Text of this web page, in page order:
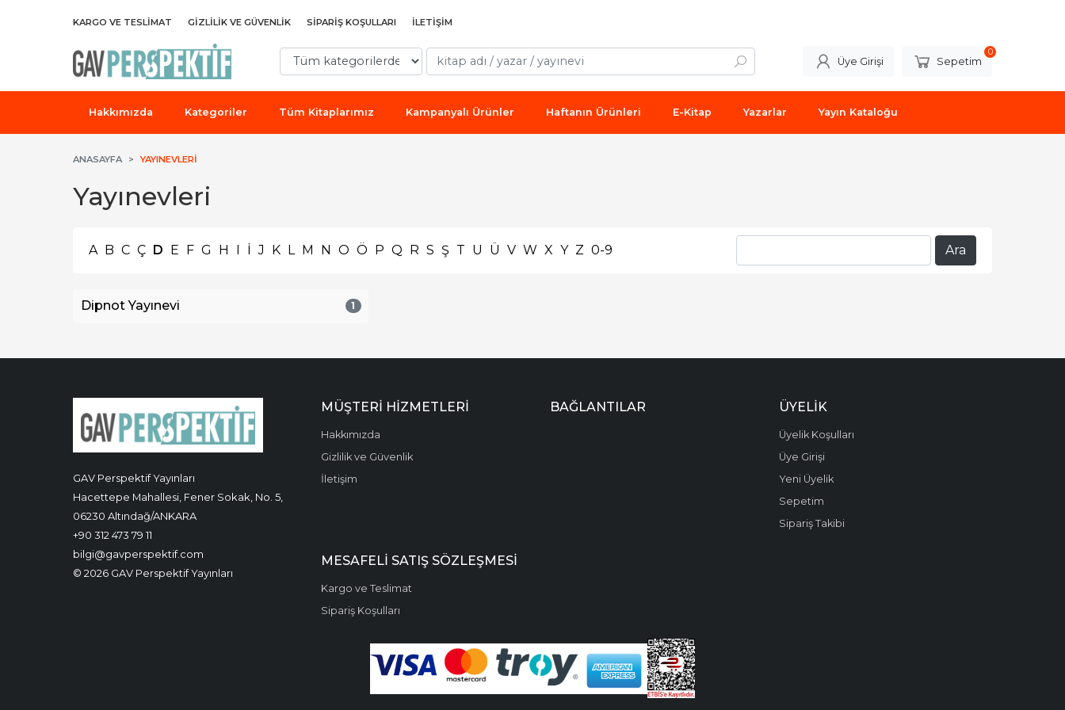
KARGO VE TESLIMAT GIZLILIK VE GÜVENLIK SIPARIŞ KOŞULLARI İLETIŞIM
Üye Girişi Sepetim
0
Hakkımızda Kategoriler Tüm Kitaplarımız Kampanyalı Ürünler Haftanın Ürünleri E-Kitap Yazarlar Yayın Kataloğu
ANASAYFA YAYINEVLERI
Yayınevleri
A B C Ç D E F G H I İ J K L M N O Ö P Q R S Ş T U Ü V W X Y Z 0-9
Dipnot Yayınevi 1
GAV Perspektif Yayınları
Hacettepe Mahallesi, Fener Sokak, No. 5,
06230 Altındağ/ANKARA
+90 312 473 79 11
bilgi@gavperspektif.com
© 2026 GAV Perspektif Yayınları
MÜŞTERI HIZMETLERI
Hakkımızda
Gizlilik ve Güvenlik
İletişim
BAĞLANTILAR ÜYELIK
Üyelik Koşulları
Üye Girişi
Yeni Üyelik
Sepetim
Sipariş Takibi
MESAFELI SATIŞ SÖZLEŞMESI
Kargo ve Teslimat
Sipariş Koşulları